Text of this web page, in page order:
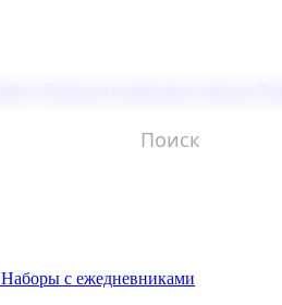
Наборы с ежедневниками